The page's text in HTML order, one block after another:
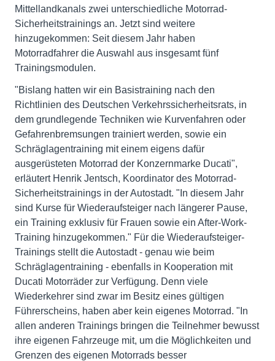
Mittellandkanals zwei unterschiedliche Motorrad-
Sicherheitstrainings an. Jetzt sind weitere
hinzugekommen: Seit diesem Jahr haben
Motorradfahrer die Auswahl aus insgesamt fünf
Trainingsmodulen.
"Bislang hatten wir ein Basistraining nach den
Richtlinien des Deutschen Verkehrssicherheitsrats, in
dem grundlegende Techniken wie Kurvenfahren oder
Gefahrenbremsungen trainiert werden, sowie ein
Schräglagentraining mit einem eigens dafür
ausgerüsteten Motorrad der Konzernmarke Ducati",
erläutert Henrik Jentsch, Koordinator des Motorrad-
Sicherheitstrainings in der Autostadt. "In diesem Jahr
sind Kurse für Wiederaufsteiger nach längerer Pause,
ein Training exklusiv für Frauen sowie ein After-Work-
Training hinzugekommen." Für die Wiederaufsteiger-
Trainings stellt die Autostadt - genau wie beim
Schräglagentraining - ebenfalls in Kooperation mit
Ducati Motorräder zur Verfügung. Denn viele
Wiederkehrer sind zwar im Besitz eines gültigen
Führerscheins, haben aber kein eigenes Motorrad. "In
allen anderen Trainings bringen die Teilnehmer bewusst
ihre eigenen Fahrzeuge mit, um die Möglichkeiten und
Grenzen des eigenen Motorrads besser